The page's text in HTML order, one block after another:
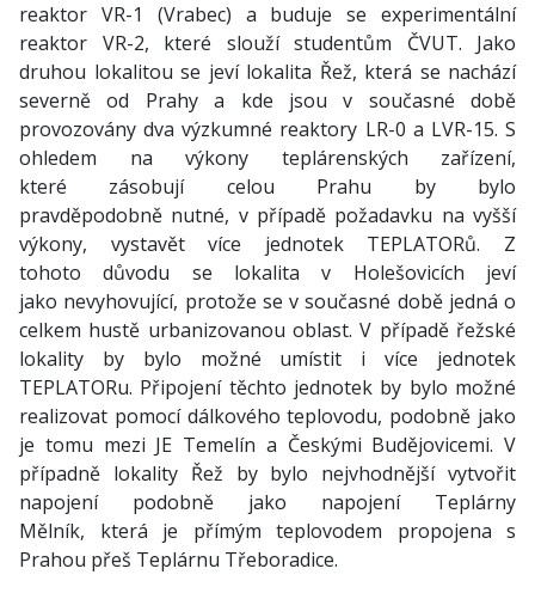
reaktor VR-1 (Vrabec) a buduje se experimentální
reaktor VR-2, které slouží studentům ČVUT. Jako
druhou lokalitou se jeví lokalita Řež, která se nachází
severně od Prahy a kde jsou v současné době
provozovány dva výzkumné reaktory LR-0 a LVR-15. S
ohledem na výkony teplárenských zařízení,
které zásobují celou Prahu by bylo
pravděpodobně nutné, v případě požadavku na vyšší
výkony, vystavět více jednotek TEPLATORů. Z
tohoto důvodu se lokalita v Holešovicích jeví
jako nevyhovující, protože se v současné době jedná o
celkem hustě urbanizovanou oblast. V případě řežské
lokality by bylo možné umístit i více jednotek
TEPLATORu. Připojení těchto jednotek by bylo možné
realizovat pomocí dálkového teplovodu, podobně jako
je tomu mezi JE Temelín a Českými Budějovicemi. V
případně lokality Řež by bylo nejvhodnější vytvořit
napojení podobně jako napojení Teplárny
Mělník, která je přímým teplovodem propojena s
Prahou přeš Teplárnu Třeboradice.